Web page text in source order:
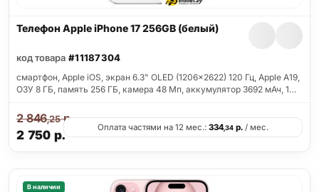
Телефон Apple iPhone 17 256GB (белый)
код товара #11187304
смартфон, Apple iOS, экран 6.3" OLED (1206x2622) 120 Гц, Apple A19,
ОЗУ 8 ГБ, память 256 ГБ, камера 48 Мп, аккумулятор 3692 мАч, 1…
2 750 р.
2 846,25р.
Оплата частями на 12 мес.: 334,34 р. / мес.
В наличии